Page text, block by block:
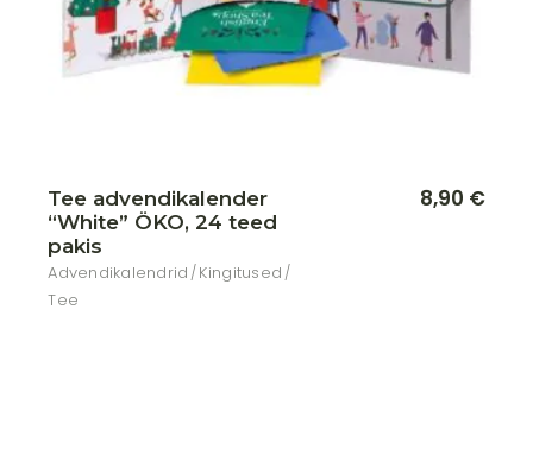
Tee advendikalender
“White” ÖKO, 24 teed
pakis
Advendikalendrid Kingitused
Tee
8,90 €